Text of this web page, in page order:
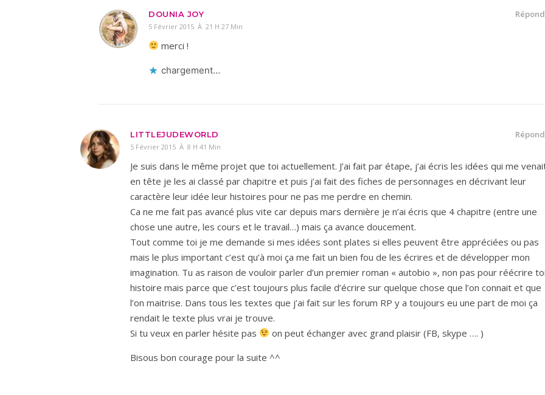
DOUNIA JOY
5 Février 2015 À 21 H 27 Min
merci !
chargement…
LITTLEJUDEWORLD
5 Février 2015 À 8 H 41 Min
Je suis dans le même projet que toi actuellement. J’ai fait par étape, j’ai écris les idées qui me
en tête je les ai classé par chapitre et puis j’ai fait des fiches de personnages en décrivant leur
caractère leur idée leur histoires pour ne pas me perdre en chemin.
Ca ne me fait pas avancé plus vite car depuis mars dernière je n’ai écris que 4 chapitre (entre une
chose une autre, les cours et le travail…) mais ça avance doucement.
Tout comme toi je me demande si mes idées sont plates si elles peuvent être appréciées ou pas
mais le plus important c’est qu’à moi ça me fait un bien fou de les écrires et de développer mon
imagination. Tu as raison de vouloir parler d’un premier roman « autobio », non pas pour réécrire
histoire mais parce que c’est toujours plus facile d’écrire sur quelque chose que l’on connait et que
l’on maitrise. Dans tous les textes que j’ai fait sur les forum RP y a toujours eu une part de moi ça
rendait le texte plus vrai je trouve.
Si tu veux en parler hésite pas
on peut échanger avec grand plaisir (FB, skype …. )
Bisous bon courage pour la suite ^^